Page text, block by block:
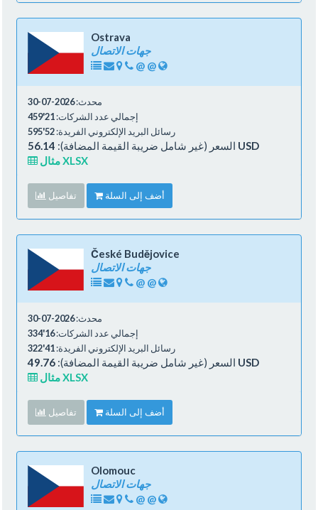
Ostrava
جهات الاتصال
@ @
محدث:2026-07-30
إجمالي عدد الشركات:21'459
رسائل البريد الإلكتروني الفريدة:52'595
السعر (غير شامل ضريبة القيمة المضافة): 56.14 USD
مثال XLSX
تفاصيل أضف إلى السلة
České Budějovice
جهات الاتصال
@ @
محدث:2026-07-30
إجمالي عدد الشركات:16'334
رسائل البريد الإلكتروني الفريدة:41'322
السعر (غير شامل ضريبة القيمة المضافة): 49.76 USD
مثال XLSX
تفاصيل أضف إلى السلة
Olomouc
جهات الاتصال
@ @